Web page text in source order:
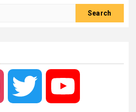
Instagram Twitter